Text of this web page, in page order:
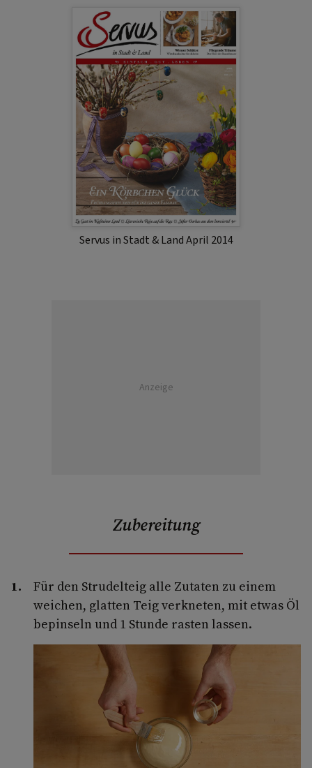
Servus in Stadt & Land April 2014
Anzeige
Zubereitung
Für den Strudelteig alle Zutaten zu einem
weichen, glatten Teig verkneten, mit etwas Öl
bepinseln und 1 Stunde rasten lassen.